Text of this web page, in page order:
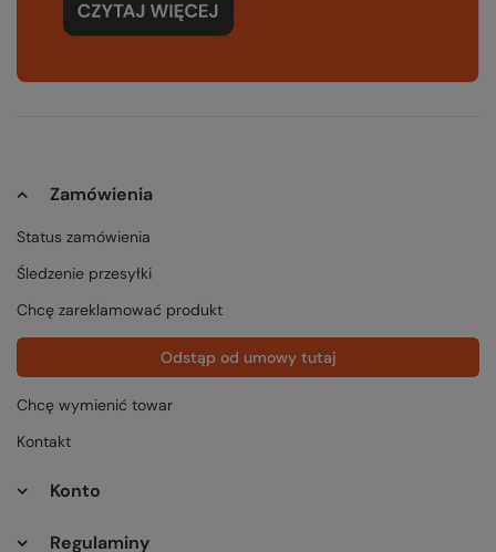
Zamówienia
Status zamówienia
Śledzenie przesyłki
Chcę zareklamować produkt
Odstąp od umowy tutaj
Chcę wymienić towar
Kontakt
Konto
Regulaminy